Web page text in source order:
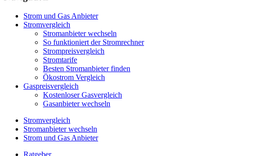
Strom und Gas Anbieter
Stromvergleich
Stromanbieter wechseln
So funktioniert der Stromrechner
Strompreisvergleich
Stromtarife
Besten Stromanbieter finden
Ökostrom Vergleich
Gaspreisvergleich
Kostenloser Gasvergleich
Gasanbieter wechseln
Stromvergleich
Stromanbieter wechseln
Strom und Gas Anbieter
Ratgeber